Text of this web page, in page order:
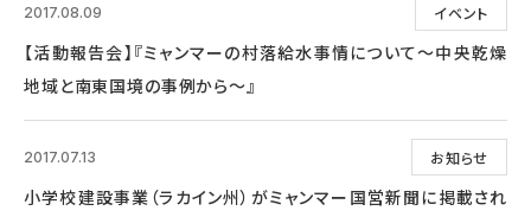
イベント
2017.08.09
【活動報告会】『ミャンマーの村落給水事情について～中央乾燥
地域と南東国境の事例から～』
お知らせ
2017.07.13
小学校建設事業（ラカイン州）がミャンマー国営新聞に掲載され